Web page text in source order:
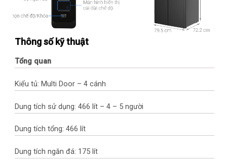
Thông số kỹ thuật
Tổng quan
Kiểu tủ: Multi Door – 4 cánh
Dung tích sử dụng: 466 lít – 4 – 5 người
Dung tích tổng: 466 lít
Dung tích ngăn đá: 175 lít